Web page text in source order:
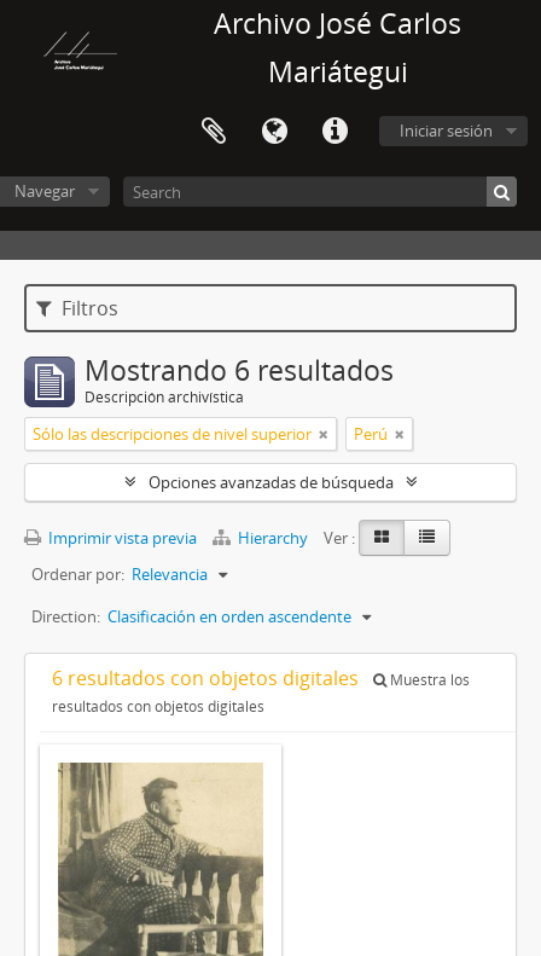
Archivo José Carlos
Mariátegui
Iniciar sesión
Navegar
Filtros
Mostrando 6 resultados
Descripción archivística
Sólo las descripciones de nivel superior Perú
Opciones avanzadas de búsqueda
Imprimir vista previa Hierarchy
Ver :
Ordenar por: Relevancia
Direction: Clasificación en orden ascendente
6 resultados con objetos digitales
Muestra los
resultados con objetos digitales